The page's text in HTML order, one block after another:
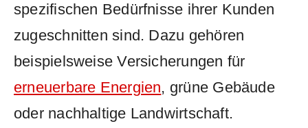
spezifischen Bedürfnisse ihrer ‍Kunden
zugeschnitten sind. Dazu ⁢gehören
beispielsweise ‍Versicherungen für
erneuerbare ‍Energien,‌ grüne ⁣Gebäude⁤
oder nachhaltige Landwirtschaft.